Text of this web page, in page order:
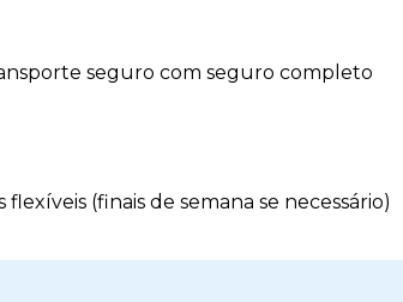
seguro com seguro completo
flexíveis (finais de semana se necessário)